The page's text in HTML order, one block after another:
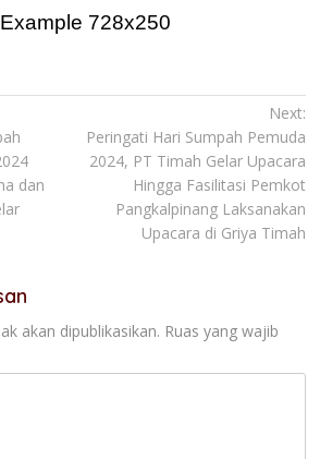
dan
Next:
Peringati Hari Sumpah Pemuda
2024, PT Timah Gelar Upacara
Hingga Fasilitasi Pemkot
Pangkalpinang Laksanakan
Upacara di Griya Timah
akan dipublikasikan. Ruas yang wajib